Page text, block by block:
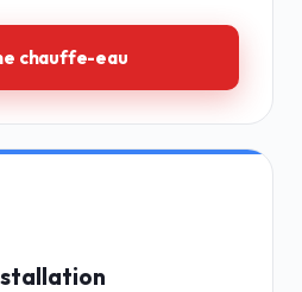
chauffe-eau